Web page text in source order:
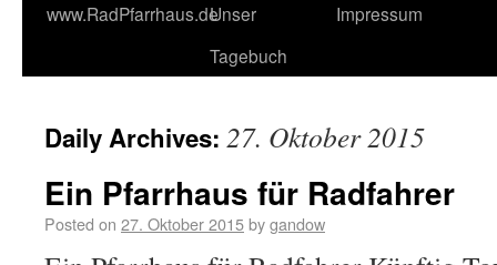
www.RadPfarrhaus.deUnser
Tagebuch
Impressum
Daily Archives: 27. Oktober 2015
Ein Pfarrhaus für Radfahrer
Posted on 27. Oktober 2015bygandow